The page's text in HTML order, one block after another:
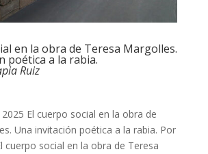
en la obra de Teresa Margolles.
poética a la rabia.
Ruiz
El cuerpo social en la obra de
Una invitación poética a la rabia. Por
cuerpo social en la obra de Teresa